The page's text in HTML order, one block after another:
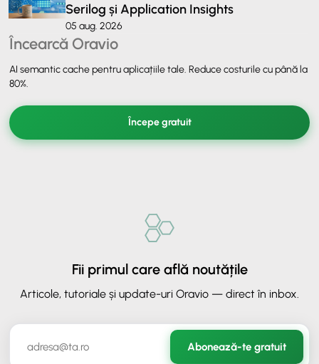
Serilog și Application Insights
05 aug. 2026
Încearcă Oravio
AI semantic cache pentru aplicațiile tale. Reduce costurile cu până la
80%.
Începe gratuit
Fii primul care află noutățile
Articole, tutoriale și update-uri Oravio — direct în inbox.
Abonează-te gratuit
ORAVIO - Asistent AI